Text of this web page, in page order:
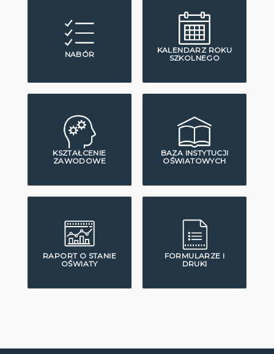
NABÓR
KALENDARZ ROKU
SZKOLNEGO
KSZTAŁCENIE
ZAWODOWE
BAZA INSTYTUCJI
OŚWIATOWYCH
RAPORT O STANIE
OŚWIATY
FORMULARZE I
DRUKI